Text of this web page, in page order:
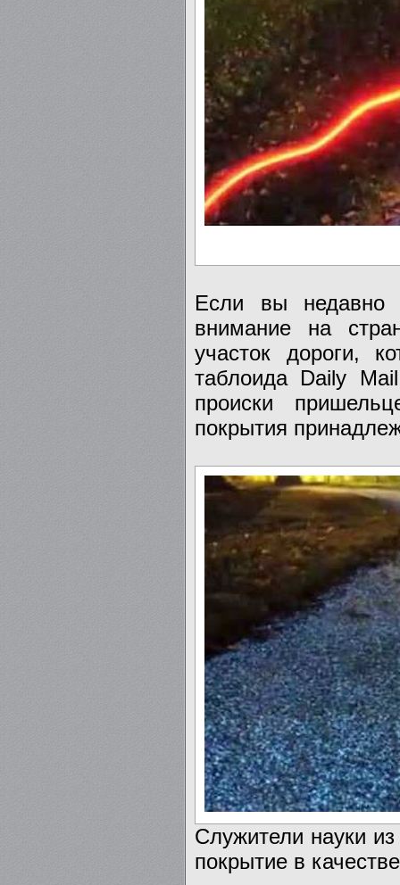
Если вы недавно
внимание на
участок дороги,
таблоида Daily
происки
покрытия
Служители науки
покрытие в